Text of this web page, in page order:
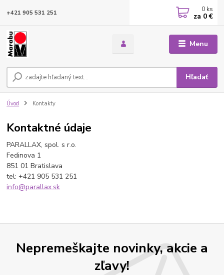
Menu
Hľadať
+421 905 531 251 0 ks
za 0 €
Úvod Kontakty
Kontaktné údaje
PARALLAX, spol. s r.o.
Fedinova 1
851 01 Bratislava
tel: +421 905 531 251
info@parallax.sk
Nepremeškajte novinky, akcie a
zľavy!